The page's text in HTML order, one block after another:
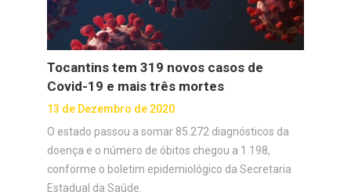
Tocantins tem 319 novos casos de
Covid-19 e mais três mortes
13 de Dezembro de 2020
O estado passou a somar 85.272 diagnósticos da
doença e o número de óbitos chegou a 1.198,
conforme o boletim epidemiológico da Secretaria
Estadual da Saúde.